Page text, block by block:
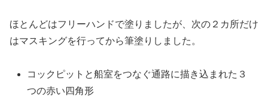
ほとんどはフリーハンドで塗りましたが、次の２カ所だけ
はマスキングを行ってから筆塗りしました。
コックピットと船室をつなぐ通路に描き込まれた３
つの赤い四角形